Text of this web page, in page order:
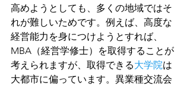
高めようとしても、多くの地域ではそ
れが難しいためです。例えば、高度な
経営能力を身につけようとすれば、
MBA（経営学修士）を取得することが
考えられますが、取得できる大学院は
大都市に偏っています。異業種交流会